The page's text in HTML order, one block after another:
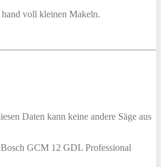
voll kleinen Makeln.
Daten kann keine andere Säge aus
GCM 12 GDL Professional